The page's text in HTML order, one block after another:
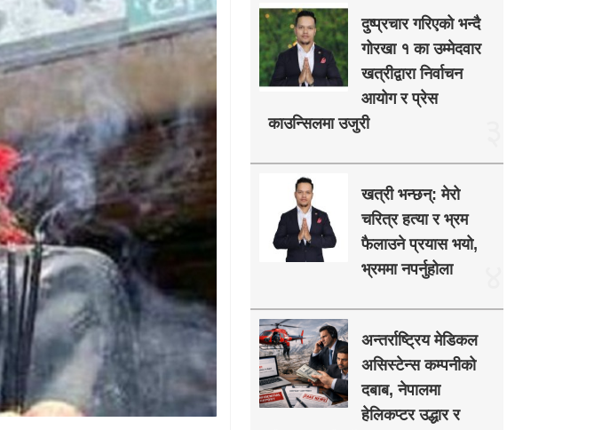
दुष्प्रचार गरिएको भन्दै
गोरखा १ का उम्मेदवार
खत्रीद्वारा निर्वाचन
आयोग र प्रेस
काउन्सिलमा उजुरी
खत्री भन्छन्: मेरो
चरित्र हत्या र भ्रम
फैलाउने प्रयास भयो,
भ्रममा नपर्नुहोला
अन्तर्राष्ट्रिय मेडिकल
असिस्टेन्स कम्पनीको
दबाब, नेपालमा
हेलिकप्टर उद्धार र